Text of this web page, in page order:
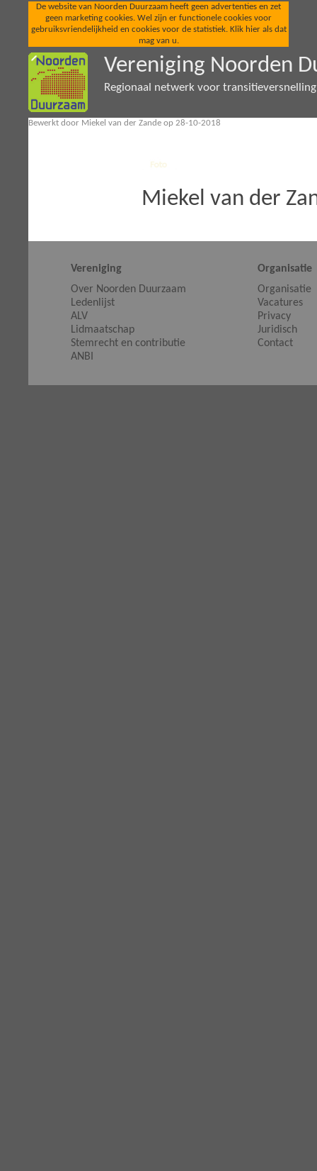
De website van Noorden Duurzaam heeft geen advertenties en zet
geen marketing cookies. Wel zijn er functionele cookies voor
gebruiksvriendelijkheid en cookies voor de statistiek. Klik hier als dat
mag van u.
Vereniging Noorden
Regionaal netwerk voor
Bewerkt door Miekel van der Zande op 28-10-2018
Miekel van der
Vereniging
Over Noorden Duurzaam
Ledenlijst
ALV
Lidmaatschap
Stemrecht en contributie
ANBI
Organisatie
Organisatie
Vacatures
Privacy
Juridisch
Contact